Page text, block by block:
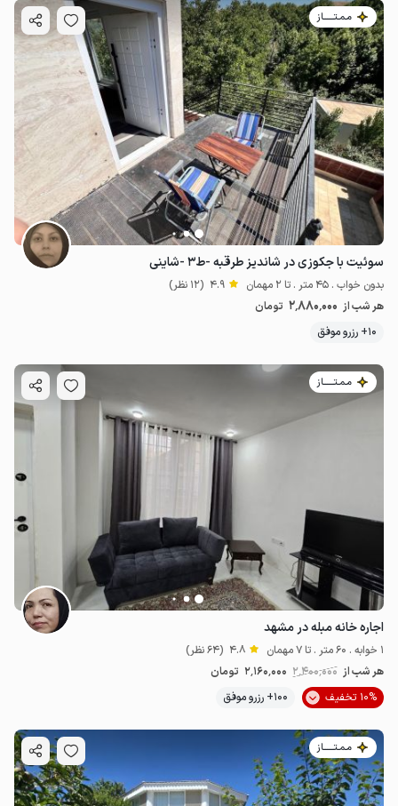
مـمـتــــــاز
سوئیت با جکوزی در شاندیز طرقبه -ط۳ -شاینی
بدون خواب . 45 متر . تا 2 مهمان 4.9 (12 نظر)
هر شب از 2٬880٬000 تومان
10+ رزرو موفق
مـمـتــــــاز
اجاره خانه مبله در مشهد
1 خوابه . 60 متر . تا 7 مهمان 4.8 (64 نظر)
هر شب از 2٬400٬000 2٬160٬000 تومان
10% تخفیف
100+ رزرو موفق
مـمـتــــــاز